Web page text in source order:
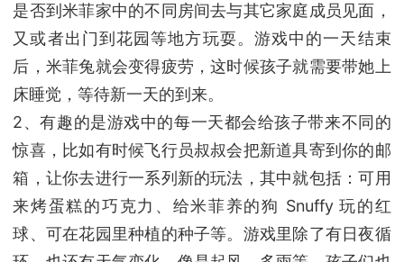
是否到米菲家中的不同房间去与其它家庭成员见面，
又或者出门到花园等地方玩耍。游戏中的一天结束
后，米菲兔就会变得疲劳，这时候孩子就需要带她上
床睡觉，等待新一天的到来。
2、有趣的是游戏中的每一天都会给孩子带来不同的
惊喜，比如有时候飞行员叔叔会把新道具寄到你的邮
箱，让你去进行一系列新的玩法，其中就包括：可用
来烤蛋糕的巧克力、给米菲养的狗 Snuffy 玩的红
球、可在花园里种植的种子等。游戏里除了有日夜循